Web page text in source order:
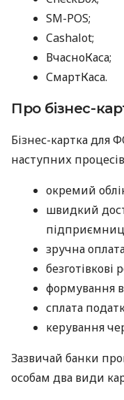
SM-POS;
Cashalot;
ВчасноКаса;
СмартКаса.
Про бізнес-
Бізнес-картка для
наступних
окремий
швидкий
зручна
формування
сплата
керування
Зазвичай банки
особам два види